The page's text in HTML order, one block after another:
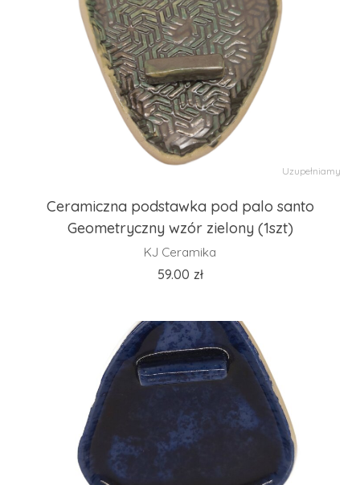
Uzupełniamy
Ceramiczna podstawka pod palo santo
Geometryczny wzór zielony (1szt)
KJ Ceramika
59.00 zł